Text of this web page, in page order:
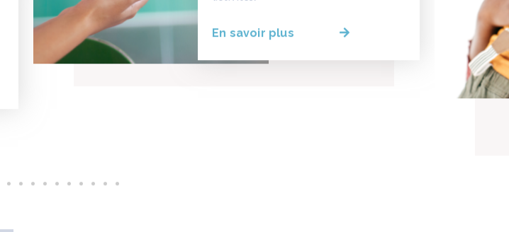
En savoir plus